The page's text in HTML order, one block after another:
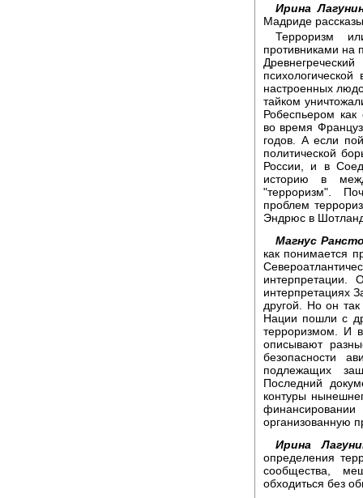
Ирина
Мадриде
Терроризм
противниками на
настроенных
тайком
Робеспьером
во время
годов. А если
политической
России, и в
историю в
"терроризм".
проблем
Эндрюс в
Магнус
как понимается
интерпретации.
интерпретациях
другой. Но он
Нации пошли с
терроризмом. И
описывают
безопасности
подлежащих
Последний
контуры
организованную
Ирина
определения
сообщества,
обходиться без